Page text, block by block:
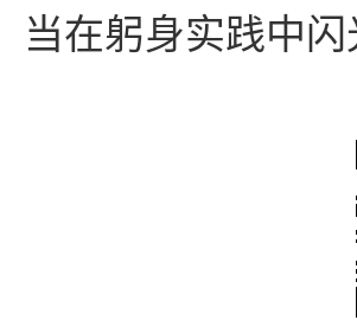
当在躬身实践中闪